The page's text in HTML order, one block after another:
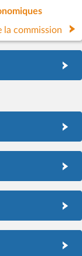
la commission